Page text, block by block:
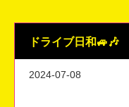
ドライブ日和🚙🎶
2024-07-08